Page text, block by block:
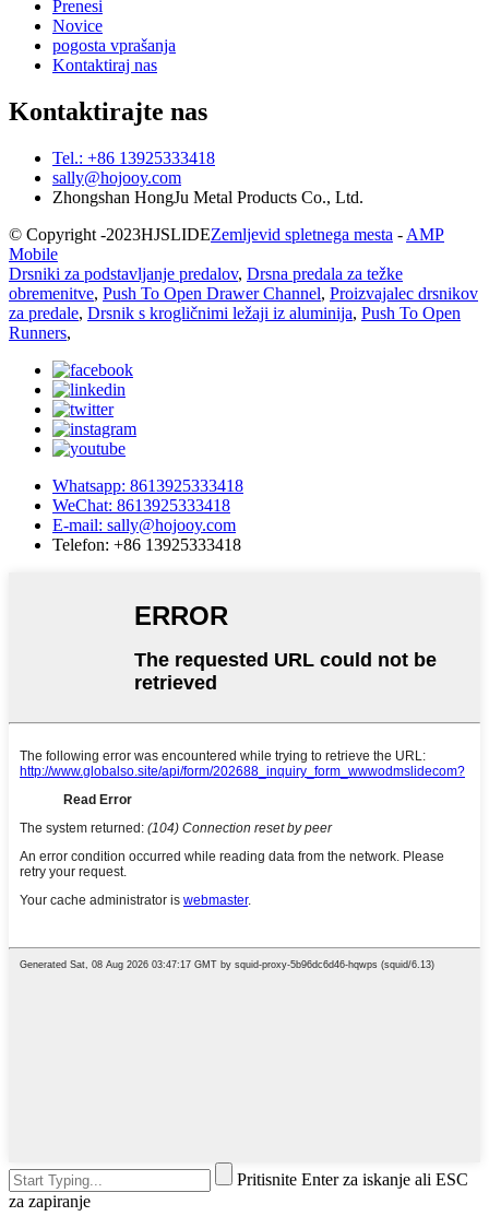
Prenesi
Novice
pogosta vprašanja
Kontaktiraj nas
Kontaktirajte nas
Tel.: +86 13925333418
sally@hojooy.com
Zhongshan HongJu Metal Products Co., Ltd.
© Copyright -2023HJSLIDEZemljevid spletnega mesta - AMP
Mobile
Drsniki za podstavljanje predalov, Drsna predala za težke
obremenitve, Push To Open Drawer Channel, Proizvajalec drsnikov
za predale, Drsnik s krogličnimi ležaji iz aluminija, Push To Open
Runners,
Whatsapp: 8613925333418
WeChat: 8613925333418
E-mail: sally@hojooy.com
Telefon: +86 13925333418
Pritisnite Enter za iskanje ali ESC
za zapiranje